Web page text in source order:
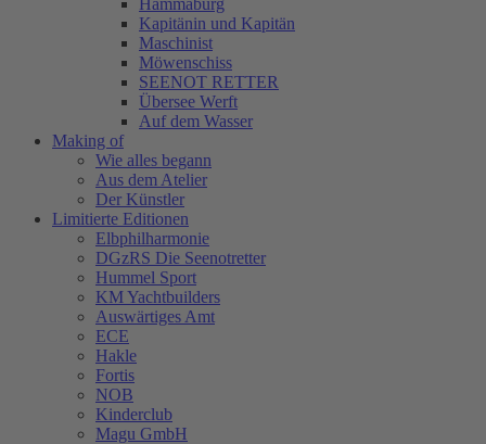
Hammaburg
Kapitänin und Kapitän
Maschinist
Möwenschiss
SEENOT RETTER
Übersee Werft
Auf dem Wasser
Making of
Wie alles begann
Aus dem Atelier
Der Künstler
Limitierte Editionen
Elbphilharmonie
DGzRS Die Seenotretter
Hummel Sport
KM Yachtbuilders
Auswärtiges Amt
ECE
Hakle
Fortis
NOB
Kinderclub
Magu GmbH